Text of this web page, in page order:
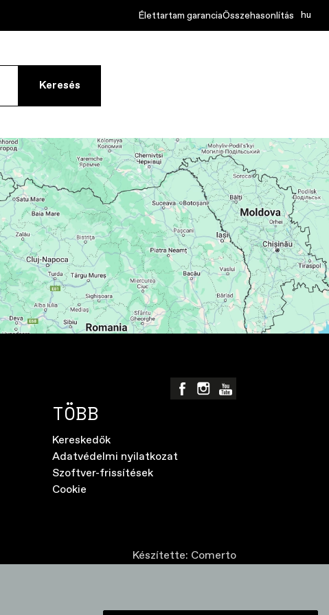
Élettartam garanciaÖsszehasonlítás hu
TÖBB
Kereskedők
Adatvédelmi nyilatkozat
Szoftver-frissítések
Cookie
Készítette: Comerto